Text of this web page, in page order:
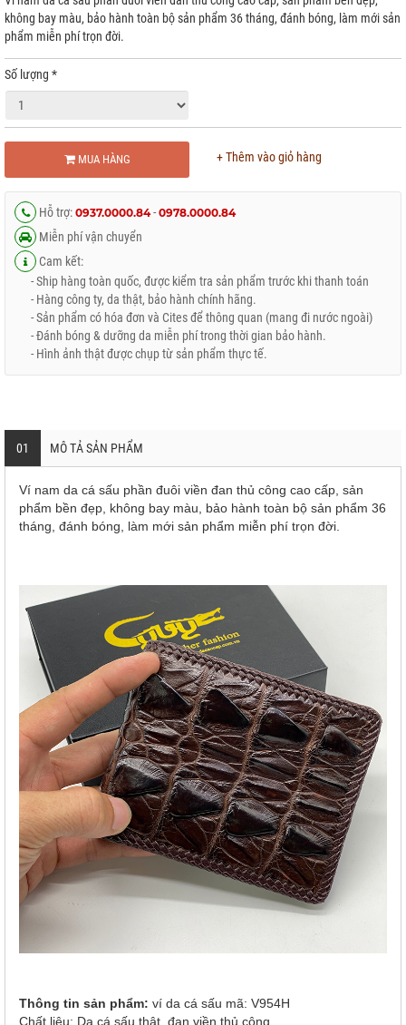
không bay màu, bảo hành toàn bộ sản phẩm 36 tháng, đánh bóng, làm mới sản
phẩm miễn phí trọn đời.
Số lượng *
MUA HÀNG + Thêm vào giỏ hàng
Hỗ trợ: 0937.0000.84- 0978.0000.84
Miễn phí vận chuyển
Cam kết:
- Ship hàng toàn quốc, được kiểm tra sản phẩm trước khi thanh toán
- Hàng công ty, da thật, bảo hành chính hãng.
- Sản phẩm có hóa đơn và Cites để thông quan (mang đi nước ngoài)
- Đánh bóng & dưỡng da miễn phí trong thời gian bảo hành.
- Hình ảnh thật được chụp từ sản phẩm thực tế.
01 MÔ TẢ SẢN PHẨM
Ví nam da cá sấu phần đuôi viền đan thủ công cao cấp, sản
phẩm bền đẹp, không bay màu, bảo hành toàn bộ sản phẩm 36
tháng, đánh bóng, làm mới sản phẩm miễn phí trọn đời.
Thông tin sản phẩm: ví da cá sấu mã: V954H
Chất liệu: Da cá sấu thật, đan viền thủ công